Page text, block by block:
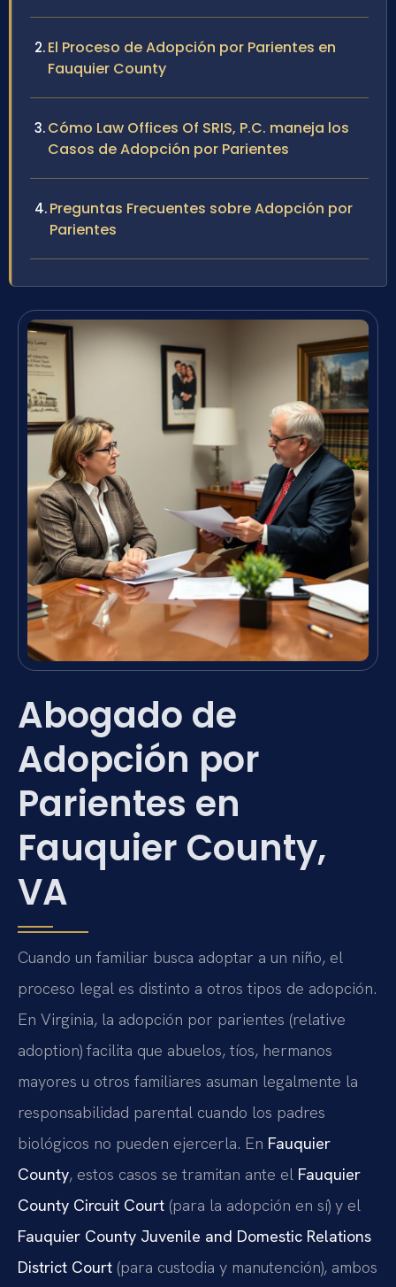
El Proceso de Adopción por Parientes en
Fauquier County
Cómo Law Offices Of SRIS, P.C. maneja los
Casos de Adopción por Parientes
Preguntas Frecuentes sobre Adopción por
Parientes
Abogado de
Adopción por
Parientes en
Fauquier County,
VA
Cuando un familiar busca adoptar a un niño, el
proceso legal es distinto a otros tipos de adopción.
En Virginia, la adopción por parientes (relative
adoption) facilita que abuelos, tíos, hermanos
mayores u otros familiares asuman legalmente la
responsabilidad parental cuando los padres
biológicos no pueden ejercerla. En Fauquier
County, estos casos se tramitan ante el Fauquier
County Circuit Court (para la adopción en sí) y el
Fauquier County Juvenile and Domestic Relations
District Court (para custodia y manutención), ambos